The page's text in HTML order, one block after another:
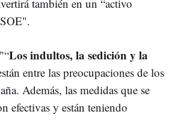
también en un “activo
Los indultos, la sedición y la
entre las preocupaciones de los
Además, las medidas que se
efectivas y están teniendo